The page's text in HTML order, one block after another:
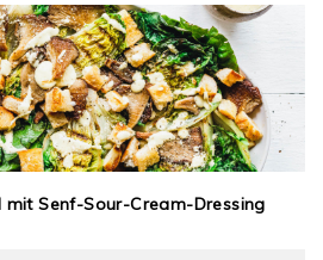
Senf-Sour-Cream-Dressing